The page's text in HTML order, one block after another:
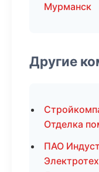
Мурманск
Другие
Отделка
ПАО